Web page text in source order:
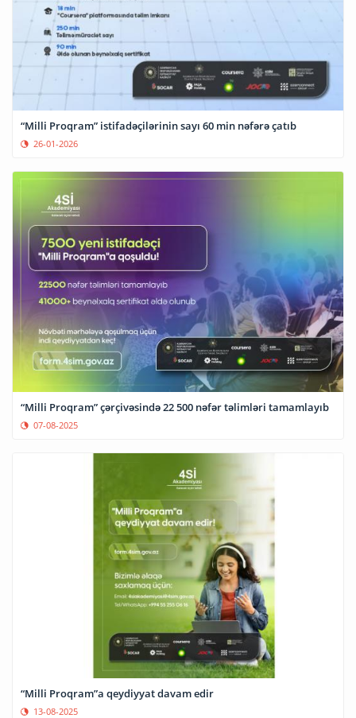
“Milli Proqram” istifadəçilərinin sayı 60 min nəfərə çatıb
26-01-2026
“Milli Proqram” çərçivəsində 22 500 nəfər təlimləri tamamlayıb
07-08-2025
“Milli Proqram”a qeydiyyat davam edir
13-08-2025